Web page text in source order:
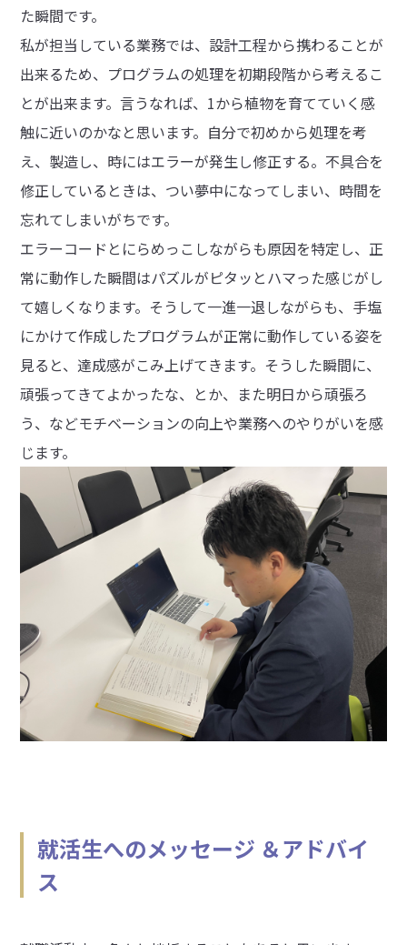
た瞬間です。
私が担当している業務では、設計工程から携わることが
出来るため、プログラムの処理を初期段階から考えるこ
とが出来ます。言うなれば、1から植物を育てていく感
触に近いのかなと思います。自分で初めから処理を考
え、製造し、時にはエラーが発生し修正する。不具合を
修正しているときは、つい夢中になってしまい、時間を
忘れてしまいがちです。
エラーコードとにらめっこしながらも原因を特定し、正
常に動作した瞬間はパズルがピタッとハマった感じがし
て嬉しくなります。そうして一進一退しながらも、手塩
にかけて作成したプログラムが正常に動作している姿を
見ると、達成感がこみ上げてきます。そうした瞬間に、
頑張ってきてよかったな、とか、また明日から頑張ろ
う、などモチベーションの向上や業務へのやりがいを感
じます。
就活生へのメッセージ ＆アドバイ
ス